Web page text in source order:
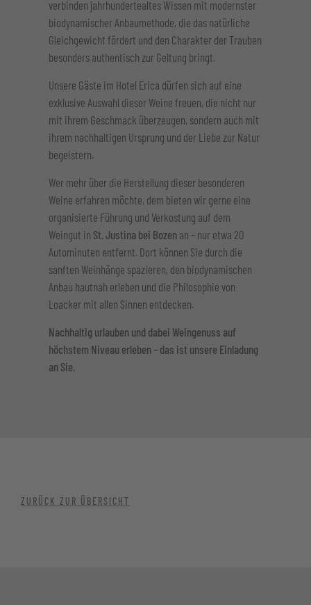
verbinden jahrhundertealtes Wissen mit modernster
biodynamischer Anbaumethode, die das natürliche
Gleichgewicht fördert und den Charakter der Trauben
besonders authentisch zur Geltung bringt.
Unsere Gäste im Hotel Erica dürfen sich auf eine
exklusive Auswahl dieser Weine freuen, die nicht nur
mit ihrem Geschmack überzeugen, sondern auch mit
ihrem nachhaltigen Ursprung und der Liebe zur Natur
begeistern.
Wer mehr über die Herstellung dieser besonderen
Weine erfahren möchte, dem bieten wir gerne eine
organisierte Führung und Verkostung auf dem
Weingut in St. Justina bei Bozen an – nur etwa 20
Autominuten entfernt. Dort können Sie durch die
sanften Weinhänge spazieren, den biodynamischen
Anbau hautnah erleben und die Philosophie von
Loacker mit allen Sinnen entdecken.
Nachhaltig urlauben und dabei Weingenuss auf
höchstem Niveau erleben – das ist unsere Einladung
an Sie.
ZURÜCK ZUR ÜBERSICHT